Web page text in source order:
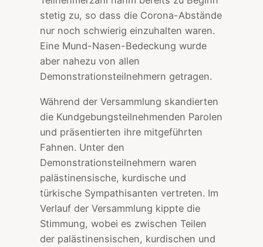
stetig zu, so dass die Corona-Abstände
nur noch schwierig einzuhalten waren.
Eine Mund-Nasen-Bedeckung wurde
aber nahezu von allen
Demonstrationsteilnehmern getragen.
Während der Versammlung skandierten
die Kundgebungsteilnehmenden Parolen
und präsentierten ihre mitgeführten
Fahnen. Unter den
Demonstrationsteilnehmern waren
palästinensische, kurdische und
türkische Sympathisanten vertreten. Im
Verlauf der Versammlung kippte die
Stimmung, wobei es zwischen Teilen
der palästinensischen, kurdischen und